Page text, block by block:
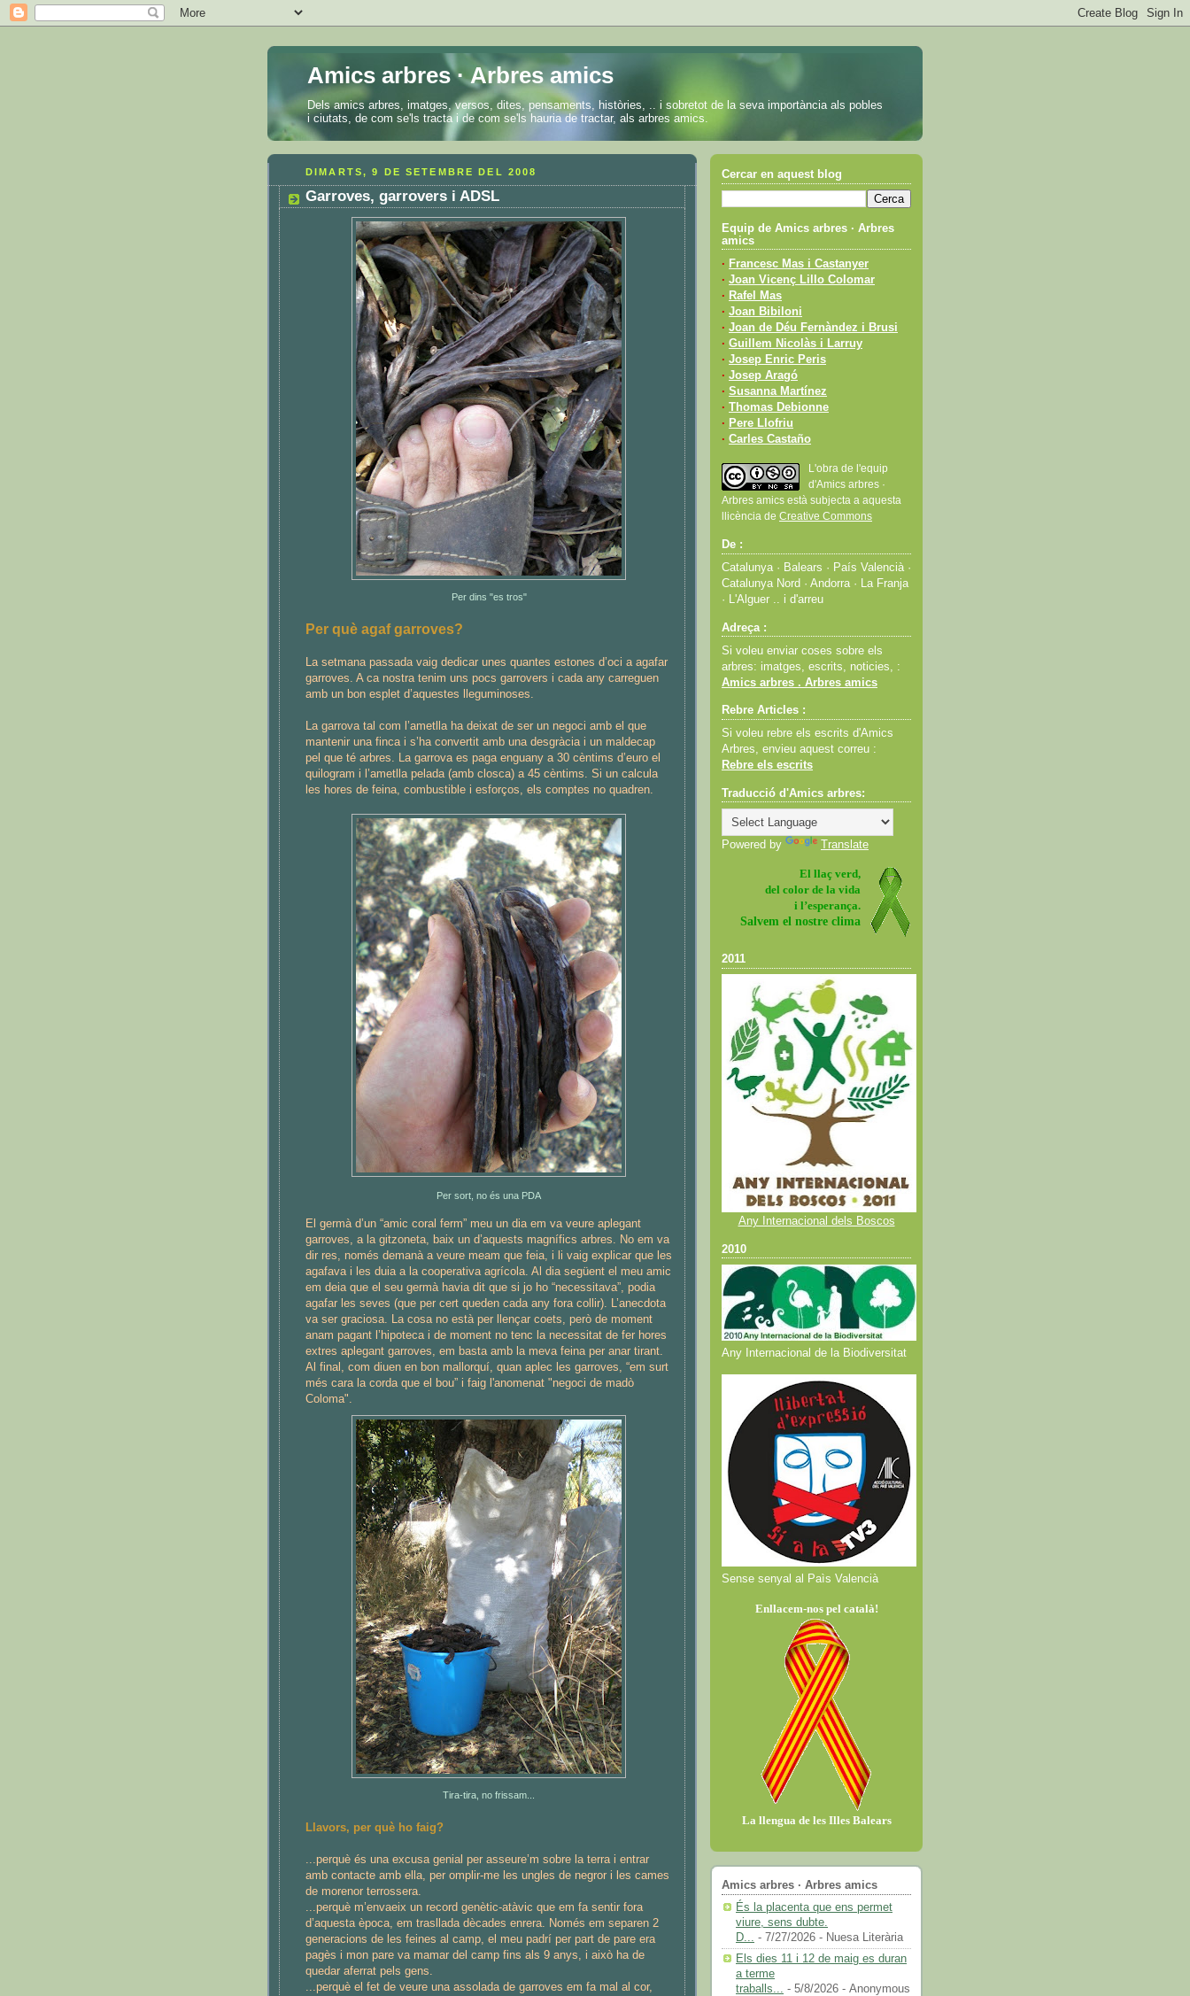
Amics arbres · Arbres amics
Dels amics arbres, imatges, versos, dites, pensaments, històries, .. i sobretot de la seva importància als pobles
i ciutats, de com se'ls tracta i de com se'ls hauria de tractar, als arbres amics.
DIMARTS, 9 DE SETEMBRE DEL 2008
Garroves, garrovers i ADSL
Per dins "es tros"
Per què agaf garroves?
La setmana passada vaig dedicar unes quantes estones d’oci a agafar
garroves. A ca nostra tenim uns pocs garrovers i cada any carreguen
amb un bon esplet d’aquestes lleguminoses.
La garrova tal com l’ametlla ha deixat de ser un negoci amb el que
mantenir una finca i s’ha convertit amb una desgràcia i un maldecap
pel que té arbres. La garrova es paga enguany a 30 cèntims d’euro el
quilogram i l’ametlla pelada (amb closca) a 45 cèntims. Si un calcula
les hores de feina, combustible i esforços, els comptes no quadren.
Per sort, no és una PDA
El germà d’un “amic coral ferm” meu un dia em va veure aplegant
garroves, a la gitzoneta, baix un d’aquests magnífics arbres. No em va
dir res, només demanà a veure meam que feia, i li vaig explicar que les
agafava i les duia a la cooperativa agrícola. Al dia següent el meu amic
em deia que el seu germà havia dit que si jo ho “necessitava”, podia
agafar les seves (que per cert queden cada any fora collir). L’anecdota
va ser graciosa. La cosa no està per llençar coets, però de moment
anam pagant l’hipoteca i de moment no tenc la necessitat de fer hores
extres aplegant garroves, em basta amb la meva feina per anar tirant.
Al final, com diuen en bon mallorquí, quan aplec les garroves, “em surt
més cara la corda que el bou” i faig l'anomenat "negoci de madò
Coloma".
Tira-tira, no frissam...
Llavors, per què ho faig?
...perquè és una excusa genial per asseure’m sobre la terra i entrar
amb contacte amb ella, per omplir-me les ungles de negror i les cames
de morenor terrossera.
...perquè m’envaeix un record genètic-atàvic que em fa sentir fora
d’aquesta època, em trasllada dècades enrera. Només em separen 2
generacions de les feines al camp, el meu padrí per part de pare era
pagès i mon pare va mamar del camp fins als 9 anys, i això ha de
quedar aferrat pels gens.
...perquè el fet de veure una assolada de garroves em fa mal al cor,
Cercar en aquest blog
Equip de Amics arbres · Arbres
amics
· Francesc Mas i Castanyer
· Joan Vicenç Lillo Colomar
· Rafel Mas
· Joan Bibiloni
· Joan de Déu Fernàndez i Brusi
· Guillem Nicolàs i Larruy
· Josep Enric Peris
· Josep Aragó
· Susanna Martínez
· Thomas Debionne
· Pere Llofriu
· Carles Castaño
L'obra de l'equip
d'Amics arbres ·
Arbres amics està subjecta a aquesta
llicència de Creative Commons
De :
Catalunya · Balears · País Valencià ·
Catalunya Nord · Andorra · La Franja
· L'Alguer .. i d'arreu
Adreça :
Si voleu enviar coses sobre els
arbres: imatges, escrits, noticies, :
Amics arbres . Arbres amics
Rebre Articles :
Si voleu rebre els escrits d'Amics
Arbres, envieu aquest correu :
Rebre els escrits
Traducció d'Amics arbres:
Powered by Translate
El llaç verd,
del color de la vida
i l’esperança.
Salvem el nostre clima
2011
Any Internacional dels Boscos
2010
Any Internacional de la Biodiversitat
Sense senyal al Paìs Valencià
Enllacem-nos pel català!
La llengua de les Illes Balears
Amics arbres · Arbres amics
És la placenta que ens permet
viure, sens dubte.
D... - 7/27/2026 - Nuesa Literària
Els dies 11 i 12 de maig es duran
a terme
traballs... - 5/8/2026 - Anonymous